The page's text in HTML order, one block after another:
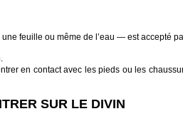
feuille ou même de l’eau — est accepté
en contact avec les pieds ou les
SUR LE DIVIN